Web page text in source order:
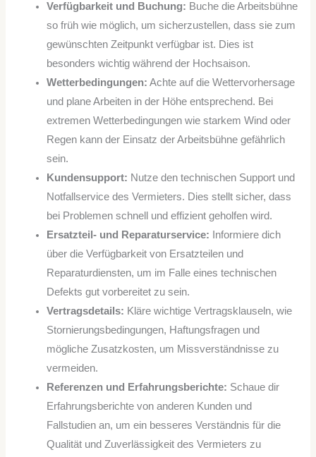
Verfügbarkeit und Buchung: Buche die Arbeitsbühne
so früh wie möglich, um sicherzustellen, dass sie zum
gewünschten Zeitpunkt verfügbar ist. Dies ist
besonders wichtig während der Hochsaison.
Wetterbedingungen: Achte auf die Wettervorhersage
und plane Arbeiten in der Höhe entsprechend. Bei
extremen Wetterbedingungen wie starkem Wind oder
Regen kann der Einsatz der Arbeitsbühne gefährlich
sein.
Kundensupport: Nutze den technischen Support und
Notfallservice des Vermieters. Dies stellt sicher, dass
bei Problemen schnell und effizient geholfen wird.
Ersatzteil- und Reparaturservice: Informiere dich
über die Verfügbarkeit von Ersatzteilen und
Reparaturdiensten, um im Falle eines technischen
Defekts gut vorbereitet zu sein.
Vertragsdetails: Kläre wichtige Vertragsklauseln, wie
Stornierungsbedingungen, Haftungsfragen und
mögliche Zusatzkosten, um Missverständnisse zu
vermeiden.
Referenzen und Erfahrungsberichte: Schaue dir
Erfahrungsberichte von anderen Kunden und
Fallstudien an, um ein besseres Verständnis für die
Qualität und Zuverlässigkeit des Vermieters zu